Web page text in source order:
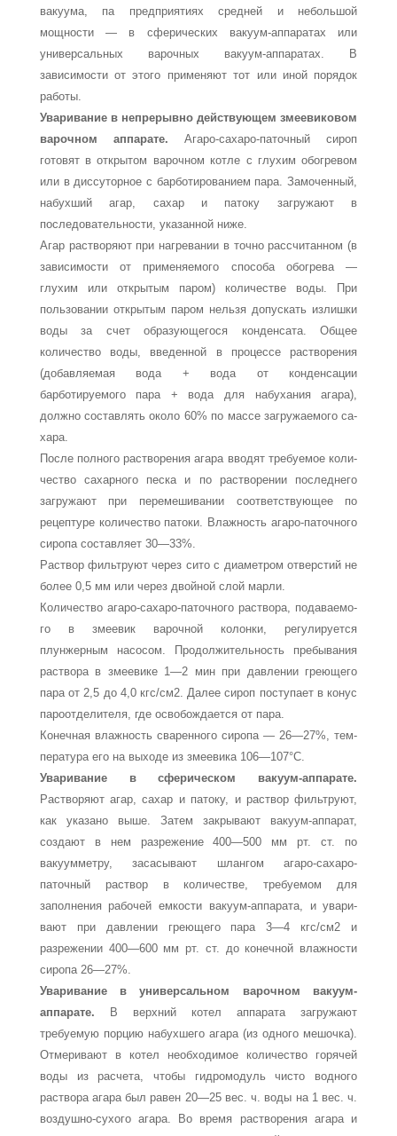
вакуума, па предприятиях средней и небольшой
мощности — в сфери­ческих вакуум-аппаратах или
универсальных варочных ва­куум-аппаратах. В
зависимости от этого применяют тот или иной порядок
работы.
Уваривание в непрерывно действующем змеевиковом
ва­рочном аппарате. Агаро-сахаро-паточный сироп
готовят в открытом варочном котле с глухим обогревом
или в диссуторное с барботированием пара. Замоченный,
набухший агар, сахар и патоку загружают в
последовательности, указанной ниже.
Агар растворяют при нагревании в точно рассчитанном (в
зависимости от применяемого способа обогрева —
глухим или открытым паром) количестве воды. При
пользовании открытым паром нельзя допускать излишки
воды за счет образующегося конденсата. Общее
количество воды, введен­ной в процессе растворения
(добавляемая вода + вода от конденсации
барботируемого пара + вода для набухания агара),
должно составлять около 60% по массе загружаемого са­
хара.
После полного растворения агара вводят требуемое коли­
чество сахарного песка и по растворении последнего
загру­жают при перемешивании соответствующее по
рецептуре количество патоки. Влажность агаро-паточного
сиропа со­ставляет 30—33%.
Раствор фильтруют через сито с диаметром отверстий не
более 0,5 мм или через двойной слой марли.
Количество агаро-сахаро-паточного раствора, подаваемо­
го в змеевик варочной колонки, регулируется
плунжерным насосом. Продолжительность пребывания
раствора в змееви­ке 1—2 мин при давлении греющего
пара от 2,5 до 4,0 кгс/см2. Далее сироп поступает в конус
пароотделителя, где освобож­дается от пара.
Конечная влажность сваренного сиропа — 26—27%, тем­
пература его на выходе из змеевика 106—107°С.
Уваривание в сферическом вакуум-аппарате.
Растворяют агар, сахар и патоку, и раствор фильтруют,
как указано вы­ше. Затем закрывают вакуум-аппарат,
создают в нем разре­жение 400—500 мм рт. ст. по
вакуумметру, засасывают шлан­гом агаро-сахаро-
паточный раствор в количестве, требуемом для
заполнения рабочей емкости вакуум-аппарата, и увари­
вают при давлении греющего пара 3—4 кгс/см2 и
разрежении 400—600 мм рт. ст. до конечной влажности
сиропа 26—27%.
Уваривание в универсальном варочном вакуум-
аппарате. В верхний котел аппарата загружают
требуемую порцию на­бухшего агара (из одного мешочка).
Отмеривают в котел не­обходимое количество горячей
воды из расчета, чтобы гидро­модуль чисто водного
раствора агара был равен 20—25 вес. ч. воды на 1 вес. ч.
воздушно-сухого агара. Во время растворе­ния агара и